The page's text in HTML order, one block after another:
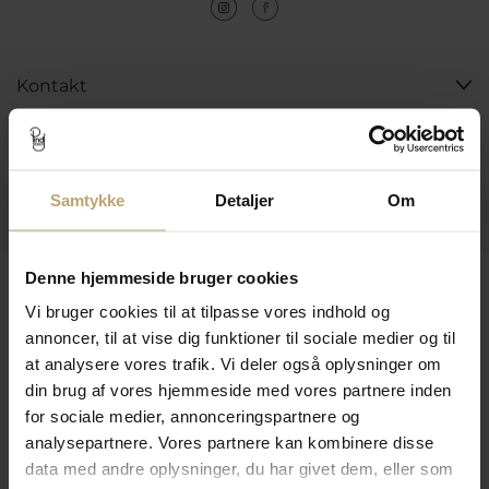
Samtykke Detaljer Om
Denne hjemmeside bruger cookies
Vi bruger cookies til at tilpasse vores indhold og
annoncer, til at vise dig funktioner til sociale medier og til
at analysere vores trafik. Vi deler også oplysninger om
din brug af vores hjemmeside med vores partnere inden
for sociale medier, annonceringspartnere og
analysepartnere. Vores partnere kan kombinere disse
data med andre oplysninger, du har givet dem, eller som
Kontakt
Åbningstider I Butikken
Praktiske Sider
Leveringsmuligheder
Betalingsmuligheder
Sikker Og Tryg E-Handel